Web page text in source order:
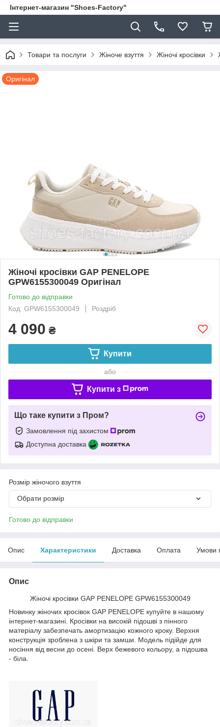
Інтернет-магазин "Shoes-Factory"
Товари та послуги Жіноче взуття Жіночі кросівки
Оригінал
Жіночі кросівки GAP PENELOPE
GPW6155300049 Оригінал
Готово до відправки
Код: GPW6155300049
Роздріб
4 090 ₴
Купити
або
Купити з
Що таке купити з Пром?
Замовлення під захистом
Доступна доставка
Розмір жіночого взуття
Обрати розмір
Готово до відправки
Опис Характеристики Доставка Оплата Умови
Опис
Жіночі кросівки GAP PENELOPE GPW6155300049
Новинку жіночих кросівок GAP PENELOPE купуйте в нашому
інтернет-магазині. Кросівки на високій підошві з пінного
матеріалу забезпечать амортизацію кожного кроку. Верхня
конструкція зроблена з шкіри та замши. Модель підійде для
носіння від весни до осені. Верх бежевого кольору, а підошва
- біла.